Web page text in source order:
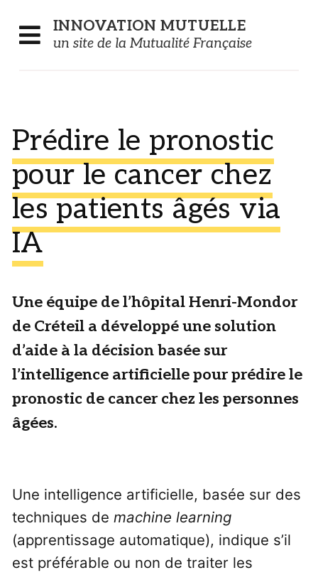
INNOVATION MUTUELLE
un site de la Mutualité Française
Prédire le pronostic
pour le cancer chez
les patients âgés via
IA
Une équipe de l’hôpital Henri-Mondor
de Créteil a développé une solution
d’aide à la décision basée sur
l’intelligence artificielle pour prédire le
pronostic de cancer chez les personnes
âgées.
Une intelligence artificielle, basée sur des
techniques de machine learning
(apprentissage automatique), indique s’il
est préférable ou non de traiter les